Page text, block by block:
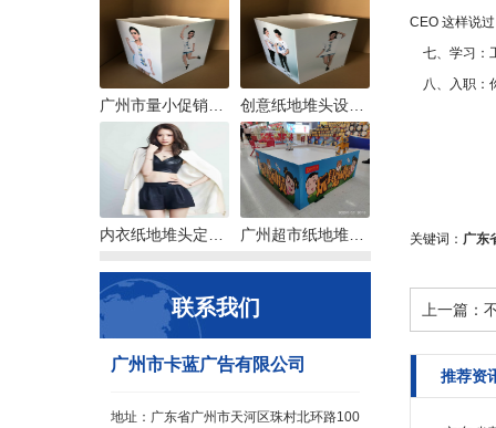
联系我们
广州市卡蓝广告有限公司
地址：广东省广州市天河区珠村北环路100
CEO 这样说
七、学习：
八、入职：
关键词： 广东
上一篇：
推荐资